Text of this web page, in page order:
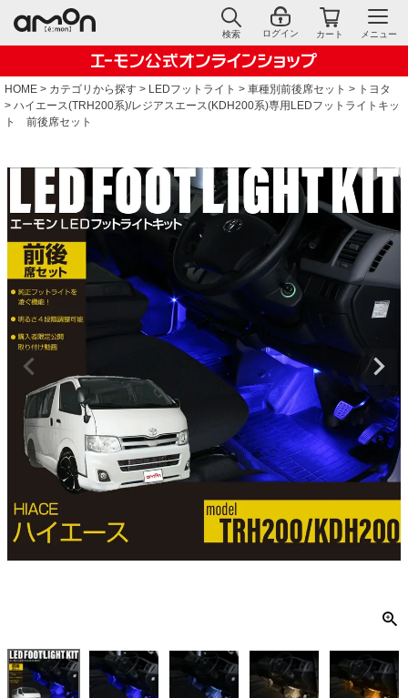
検索 ログイン カート メニュー
HOME カテゴリから探す LEDフットライト 車種別前後席セット
トヨタ
ハイエース(TRH200系)/レジアスエース(KDH200系)専用LEDフットライトキッ
ト 前後席セット